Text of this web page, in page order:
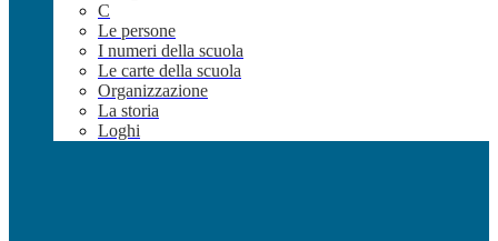
C
Le persone
I numeri della scuola
Le carte della scuola
Organizzazione
La storia
Loghi